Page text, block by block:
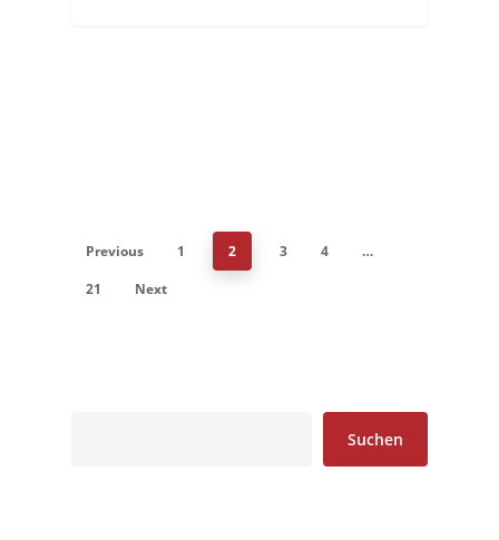
Previous 1 2 3 4
…
21
Next
Suchen